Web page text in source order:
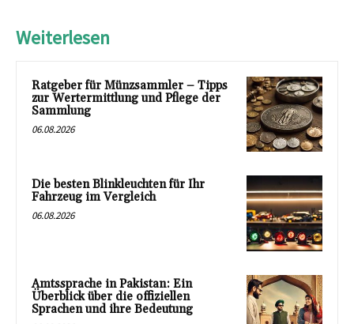
Weiterlesen
Ratgeber für Münzsammler – Tipps
zur Wertermittlung und Pflege der
Sammlung
06.08.2026
Die besten Blinkleuchten für Ihr
Fahrzeug im Vergleich
06.08.2026
Amtssprache in Pakistan: Ein
Überblick über die offiziellen
Sprachen und ihre Bedeutung